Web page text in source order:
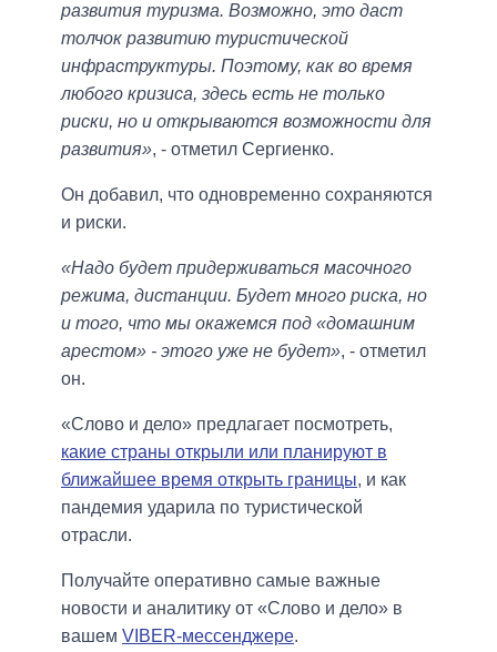
развития туризма. Возможно, это даст
толчок развитию туристической
инфраструктуры. Поэтому, как во время
любого кризиса, здесь есть не только
риски, но и открываются возможности для
развития», - отметил Сергиенко.
Он добавил, что одновременно сохраняются
и риски.
«Надо будет придерживаться масочного
режима, дистанции. Будет много риска, но
и того, что мы окажемся под «домашним
арестом» - этого уже не будет», - отметил
он.
«Слово и дело» предлагает посмотреть,
какие страны открыли или планируют в
ближайшее время открыть границы, и как
пандемия ударила по туристической
отрасли.
Получайте оперативно самые важные
новости и аналитику от «Слово и дело» в
вашем VIBER-мессенджере.